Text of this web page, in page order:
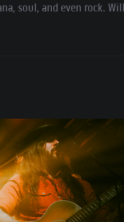
soul, and even rock.